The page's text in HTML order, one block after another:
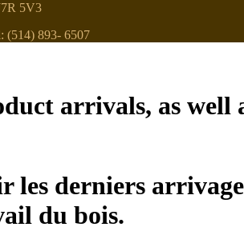
5V3
(514) 893- 6507
arrivals, as well
les derniers
du bois.